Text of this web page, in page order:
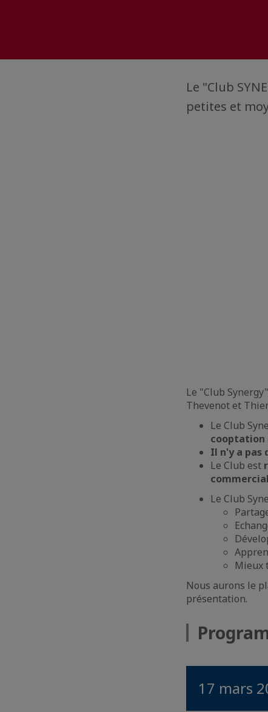
Le "Club
petites et
Le "Club
Thevenot et
Le Club
cooptation
Il n'y a pas
Le Club est
Le Club
Mieux
Nous aurons le
présentation.
17 mars